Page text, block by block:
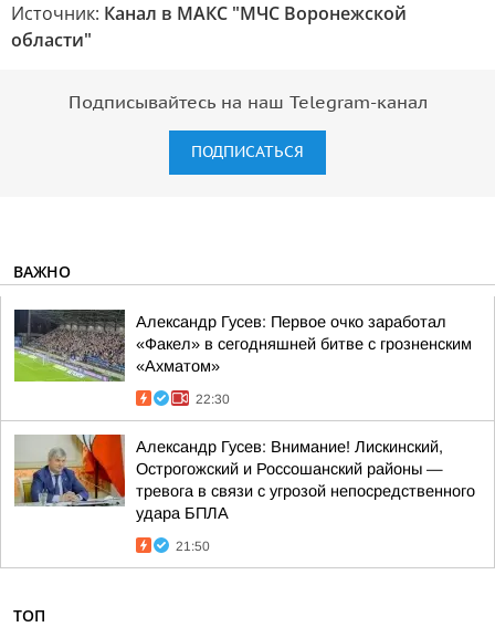
Источник: Канал в МАКС "МЧС Воронежской
области"
Подписывайтесь на наш Telegram-канал
ПОДПИСАТЬСЯ
ВАЖНО
Александр Гусев: Первое очко заработал
«Факел» в сегодняшней битве с грозненским
«Ахматом»
22:30
Александр Гусев: Внимание! Лискинский,
Острогожский и Россошанский районы —
тревога в связи с угрозой непосредственного
удара БПЛА
21:50
ТОП